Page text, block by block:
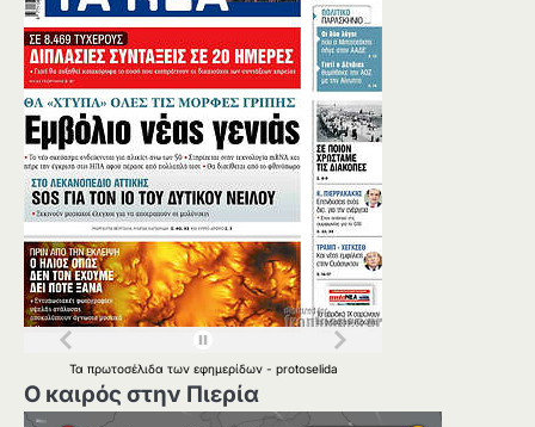
Τα πρωτοσέλιδα των εφημερίδων - protoselida
Ο καιρός στην Πιερία